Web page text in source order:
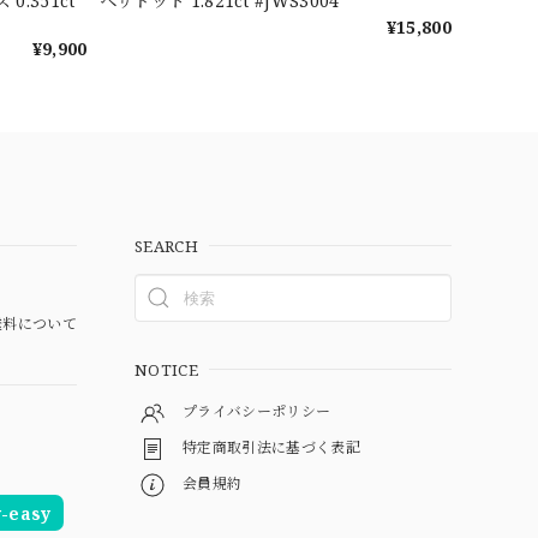
¥9,900
¥15,800
について
easy
SEARCH
NOTICE
プライバシーポリシー
特定商取引法に基づく表記
会員規約